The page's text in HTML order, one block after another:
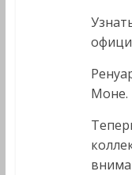
Моне.